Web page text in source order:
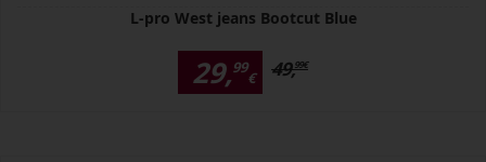
L-pro West jeans Bootcut Blue
29,99
€ 49,99€